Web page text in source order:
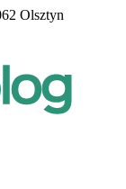
Olsztyn